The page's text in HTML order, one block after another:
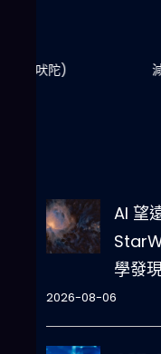
減少超
AI 望
學發
2026-08-06